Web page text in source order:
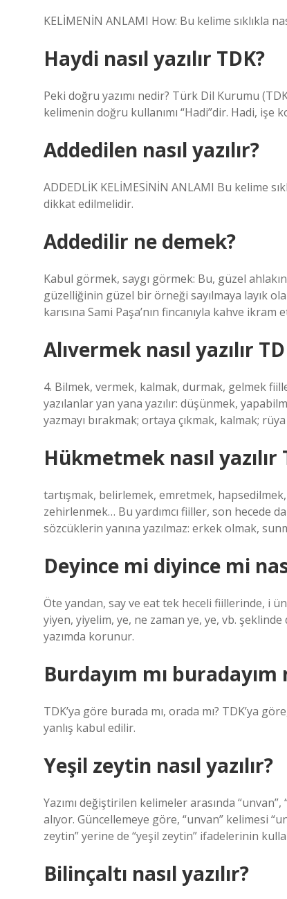
KELİMENİN ANLAMI How: Bu kelime sıklıkla
Haydi nasıl yazılır TDK?
Peki doğru yazımı nedir? Türk Dil Kurumu
kelimenin doğru kullanımı “Hadi”dir. Hadi, işe
Addedilen nasıl yazılır?
ADDEDLİK KELİMESİNİN ANLAMI Bu kelime
dikkat edilmelidir.
Addedilir ne demek?
Kabul görmek, saygı görmek: Bu, güzel
güzelliğinin güzel bir örneği sayılmaya layık
karısına Sami Paşa’nın fincanıyla kahve ikram
Alıvermek nasıl yazılır
4. Bilmek, vermek, kalmak, durmak, gelmek
yazılanlar yan yana yazılır: düşünmek,
yazmayı bırakmak; ortaya çıkmak, kalmak; rüya
Hükmetmek nasıl yazılır
tartışmak, belirlemek, emretmek,
zehirlenmek… Bu yardımcı fiiller, son hecede
sözcüklerin yanına yazılmaz: erkek olmak,
Deyince mi diyince mi
Öte yandan, say ve eat tek heceli fiillerinde, i
yiyen, yiyelim, ye, ne zaman ye, ye, vb.
yazımda korunur.
Burdayım mı buradayım
TDK’ya göre burada mı, orada mı? TDK’ya
yanlış kabul edilir.
Yeşil zeytin nasıl yazılır?
Yazımı değiştirilen kelimeler arasında
alıyor. Güncellemeye göre, “unvan” kelimesi
zeytin” yerine de “yeşil zeytin” ifadelerinin
Bilinçaltı nasıl yazılır?